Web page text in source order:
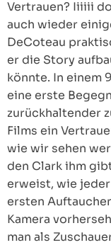
Vertrauen? Iiiiii
auch wieder
DeCoteau
er die Story
könnte. In einem
eine erste
zurückhaltender
Films ein
wie wir sehen
den Clark ihm
erweist, wie
ersten
Kamera
man als